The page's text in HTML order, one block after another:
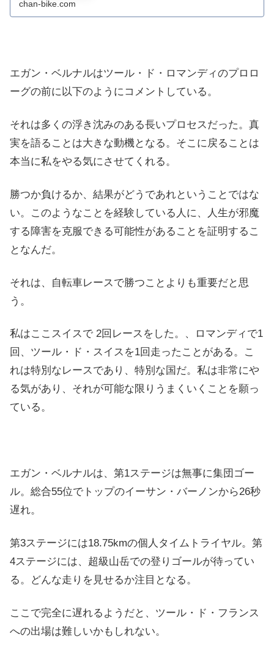
chan-bike.com
エガン・ベルナルはツール・ド・ロマンディのプロロ
ーグの前に以下のようにコメントしている。
それは多くの浮き沈みのある長いプロセスだった。真
実を語ることは大きな動機となる。そこに戻ることは
本当に私をやる気にさせてくれる。
勝つか負けるか、結果がどうであれということではな
い。このようなことを経験している人に、人生が邪魔
する障害を克服できる可能性があることを証明するこ
となんだ。
それは、自転車レースで勝つことよりも重要だと思
う。
私はここスイスで 2回レースをした。、ロマンディで1
回、ツール・ド・スイスを1回走ったことがある。こ
れは特別なレースであり、特別な国だ。私は非常にや
る気があり、それが可能な限りうまくいくことを願っ
ている。
エガン・ベルナルは、第1ステージは無事に集団ゴー
ル。総合55位でトップのイーサン・バーノンから26秒
遅れ。
第3ステージには18.75kmの個人タイムトライヤル。第
4ステージには、超級山岳での登りゴールが待ってい
る。どんな走りを見せるか注目となる。
ここで完全に遅れるようだと、ツール・ド・フランス
への出場は難しいかもしれない。